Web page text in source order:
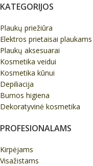
KATEGORIJOS
Plaukų priežiūra
Elektros prietaisai plaukams
Plaukų aksesuarai
Kosmetika veidui
Kosmetika kūnui
Depiliacija
Burnos higiena
Dekoratyvinė kosmetika
PROFESIONALAMS
Kirpėjams
Visažistams